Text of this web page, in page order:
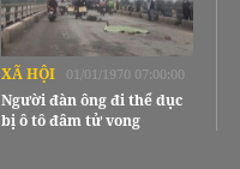
XÃ HỘI 01/01/1970 07:00:00
Người đàn ông đi thể dục
bị ô tô đâm tử vong